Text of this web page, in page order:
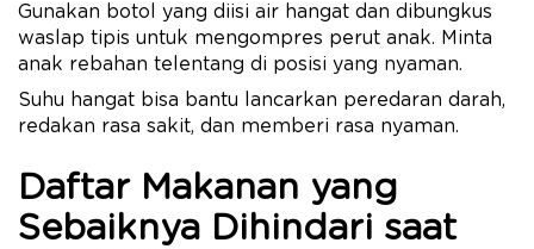
Gunakan botol yang diisi air hangat dan dibungkus
waslap tipis untuk mengompres perut anak. Minta
anak rebahan telentang di posisi yang nyaman.
Suhu hangat bisa bantu lancarkan peredaran darah,
redakan rasa sakit, dan memberi rasa nyaman.
Daftar Makanan yang
Sebaiknya Dihindari saat